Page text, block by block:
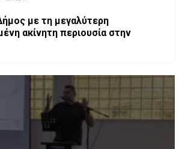
με τη μεγαλύτερη
ακίνητη περιουσία στην